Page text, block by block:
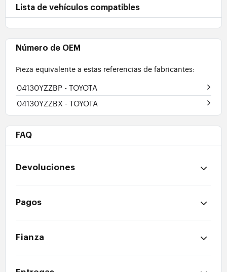
Lista de vehículos compatibles
Número de OEM
Pieza equivalente a estas referencias de fabricantes:
04130YZZBP - TOYOTA
04130YZZBX - TOYOTA
FAQ
Devoluciones
Pagos
Fianza